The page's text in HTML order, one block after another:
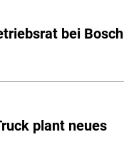
bei Bosch
plant neues